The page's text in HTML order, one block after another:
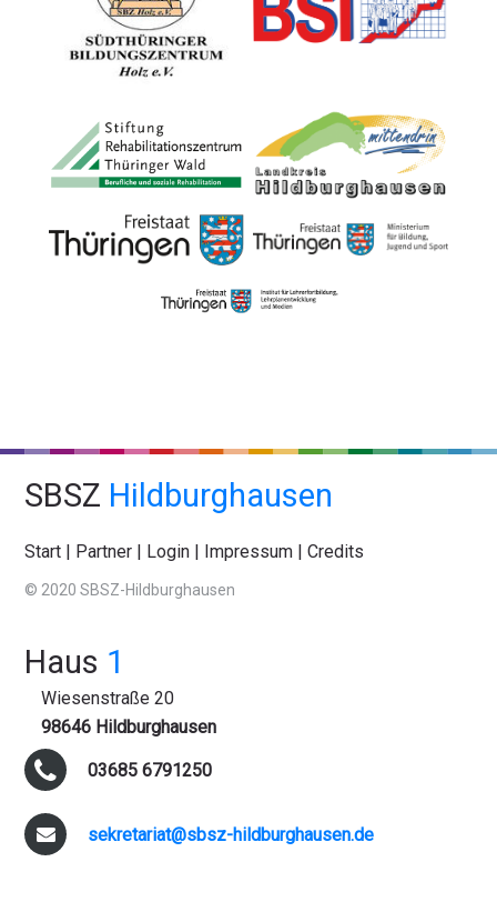
SBSZ Hildburghausen
Start | Partner | Login | Impressum |Credits
© 2020 SBSZ-Hildburghausen
Haus 1
Wiesenstraße 20
98646 Hildburghausen
03685 6791250
sekretariat@sbsz-hildburghausen.de